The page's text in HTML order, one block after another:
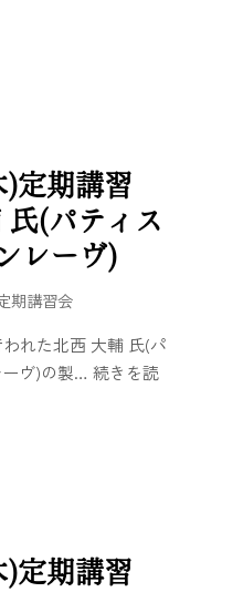
定期講習
(パティス
レーヴ)
期講習会
れた北西 大輔 氏(パ
ヴ)の製… 続きを読
定期講習